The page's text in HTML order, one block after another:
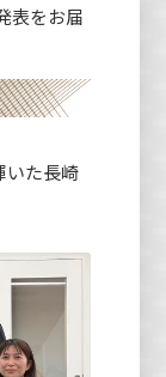
表をお届
た長崎